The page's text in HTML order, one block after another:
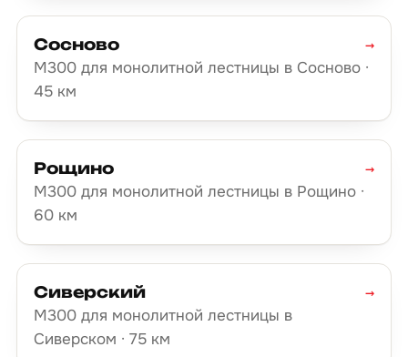
Сосново
М300 для монолитной лестницы в Сосново ·
45 км
→
Рощино
М300 для монолитной лестницы в Рощино ·
60 км
→
Сиверский
М300 для монолитной лестницы в
Сиверском · 75 км
→